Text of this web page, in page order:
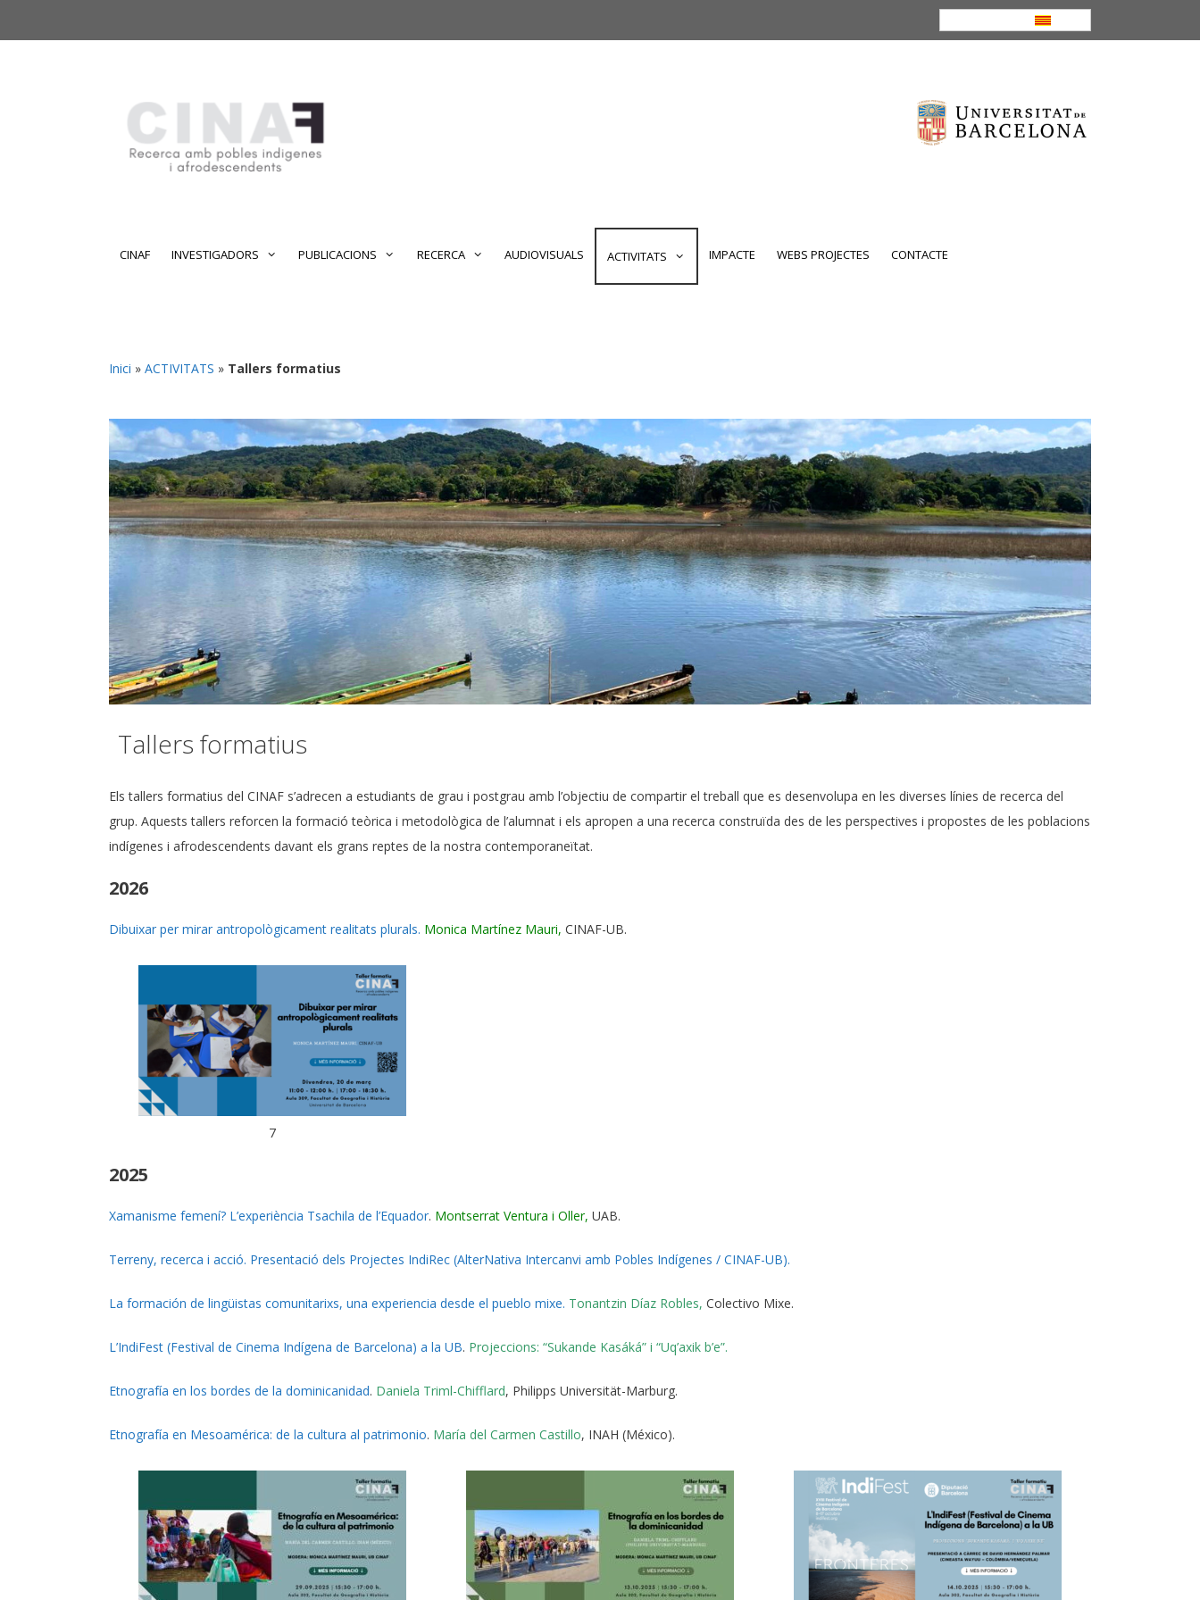
al
al
CINAF INVESTIGADORS PUBLICACIONS RECERCA AUDIOVISUALS ACTIVITATS IMPACTE WEBS PROJECTES CONTACTE
Inici » ACTIVITATS » Tallers formatius
Tallers formatius
Els tallers formatius del CINAF s’adrecen a estudiants de grau i postgrau amb l’objectiu de compartir el treball que es desenvolupa en les diverses línies de recerca del
grup. Aquests tallers reforcen la formació teòrica i metodològica de l’alumnat i els apropen a una recerca construïda des de les perspectives i propostes de les poblacions
indígenes i afrodescendents davant els grans reptes de la nostra contemporaneïtat.
2026
Dibuixar per mirar antropològicament realitats plurals. Monica Martínez Mauri, CINAF-UB.
7
2025
Xamanisme femení? L’experiència Tsachila de l’Equador. Montserrat Ventura i Oller, UAB.
Terreny, recerca i acció. Presentació dels Projectes IndiRec (AlterNativa Intercanvi amb Pobles Indígenes / CINAF-UB).
La formación de lingüistas comunitarixs, una experiencia desde el pueblo mixe. Tonantzin Díaz Robles, Colectivo Mixe.
L’IndiFest (Festival de Cinema Indígena de Barcelona) a la UB. Projeccions: “Sukande Kasáká” i “Uq’axik b’e”.
Etnografía en los bordes de la dominicanidad. Daniela Triml-Chifflard, Philipps Universität-Marburg.
Etnografía en Mesoamérica: de la cultura al patrimonio. María del Carmen Castillo, INAH (México).